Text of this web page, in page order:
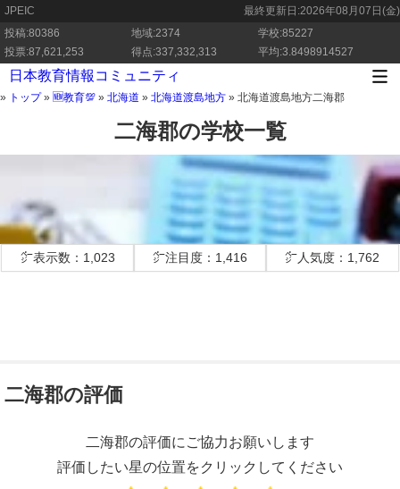
JPEIC 最終更新日:2026年08月07日(金)
投稿:80386
地域:2374
学校:85227
投票:87,621,253
得点:337,332,313 平均:3.8498914527
日本教育情報コミュニティ
» トップ» 🆕教育💯 » 北海道 » 北海道渡島地方 » 北海道渡島地方二海郡
二海郡の学校一覧
㌻表示数：1,023 ㌻注目度：1,416 ㌻人気度：1,762
二海郡の評価
二海郡の評価にご協力お願いします
評価したい星の位置をクリックしてください